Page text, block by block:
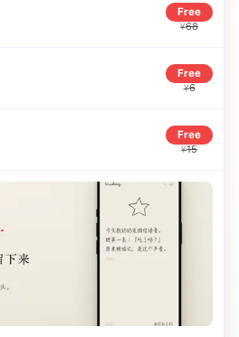
Free
¥68
Free
¥6
Free
¥15